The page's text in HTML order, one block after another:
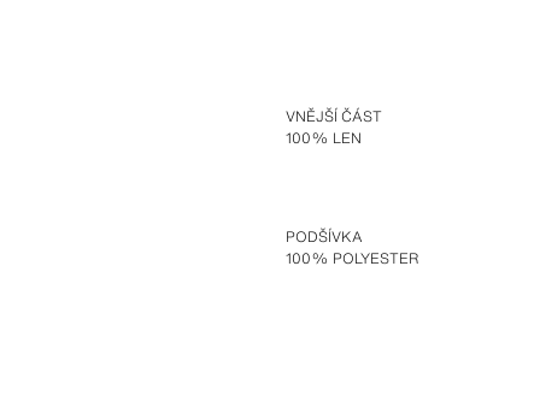
VNĚJŠÍ ČÁST
100% LEN
PODŠÍVKA
100% POLYESTER